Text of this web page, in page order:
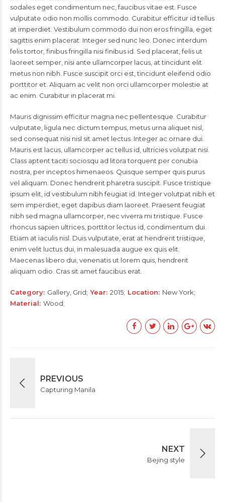
sodales eget condimentum nec, faucibus vitae est. Fusce
vulputate odio non mollis commodo. Curabitur efficitur id tellus
at imperdiet. Vestibulum commodo dui non eros fringilla, eget
sagittis enim placerat. Integer sed nunc leo. Donec interdum
felis tortor, finibus fringilla nisi finibus id. Sed placerat, felis ut
laoreet semper, nisi ante ullamcorper lacus, at tincidunt elit
metus non nibh. Fusce suscipit orci est, tincidunt eleifend odio
porttitor et. Aliquam ac velit non orci ullamcorper molestie at
ac enim. Curabitur in placerat mi.
Mauris dignissim efficitur magna nec pellentesque. Curabitur
vulputate, ligula nec dictum tempus, metus urna aliquet nisl,
sed consequat nisi nisl sit amet lectus. Integer ac ornare dui.
Mauris est lacus, ullamcorper ac tellus id, ultricies volutpat nisi.
Class aptent taciti sociosqu ad litora torquent per conubia
nostra, per inceptos himenaeos. Quisque semper quis purus
vel aliquam. Donec hendrerit pharetra suscipit. Fusce tristique
ipsum elit, id vestibulum nibh feugiat id. Integer volutpat nibh et
sem imperdiet, eget dapibus diam laoreet. Praesent feugiat
nibh sed magna ullamcorper, nec viverra mi tristique. Fusce
rhoncus sapien ultrices, porttitor lectus id, condimentum dui.
Etiam at iaculis nisl. Duis vulputate, erat at hendrerit tristique,
enim velit luctus dui, in malesuada augue ex quis elit.
Maecenas libero dui, venenatis ut lorem quis, hendrerit
aliquam odio. Cras sit amet faucibus erat.
Category Gallery, Grid Year 2015 Location
New York
Material Wood
PREVIOUS
Capturing Manila
NEXT
Bejing style